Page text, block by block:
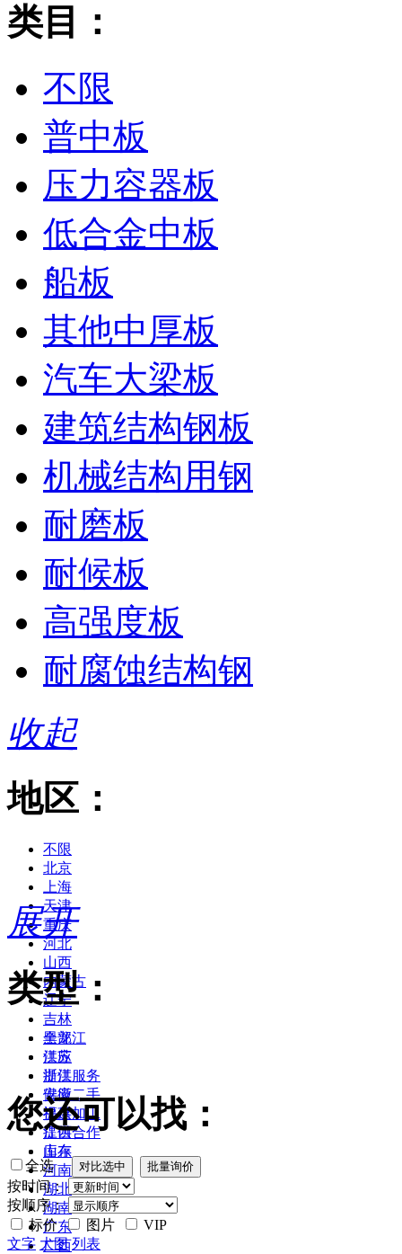
类目：
不限
普中板
压力容器板
低合金中板
船板
其他中厚板
汽车大梁板
建筑结构钢板
机械结构用钢
耐磨板
耐候板
高强度板
耐腐蚀结构钢
收起
地区：
不限
北京
上海
天津
重庆
河北
山西
内蒙古
辽宁
吉林
黑龙江
江苏
浙江
安徽
福建
江西
山东
河南
湖北
湖南
广东
广西
展开
类型：
全部
供应
提供服务
供应二手
提供加工
提供合作
库存
您还可以找：
全选
按时间：
按顺序：
标价
图片
VIP
文字 大图 列表